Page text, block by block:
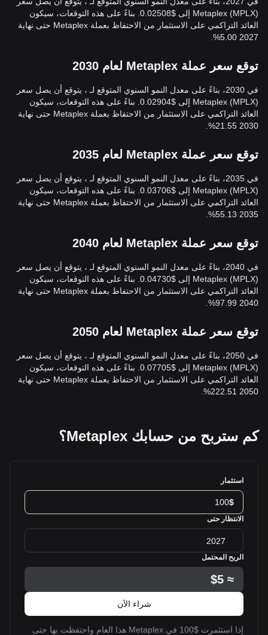
Metaplex (MPLX) إلى $0.02508. بناءً على هذه التوقعات، سيكون
العائد التراكمي على الاستثمار من الاحتفاظ بعملة Metaplex حتى نهاية
2027 5.00%.
توقع سعر عملة Metaplex لعام 2030
في 2030، بناءً على معدل النمو السنوي المتوقع لـ ، يتوقع أن يصل سعر
Metaplex (MPLX) إلى $0.02904. بناءً على هذه التوقعات، سيكون
العائد التراكمي على الاستثمار من الاحتفاظ بعملة Metaplex حتى نهاية
2030 21.55%.
توقع سعر عملة Metaplex لعام 2035
في 2035، بناءً على معدل النمو السنوي المتوقع لـ ، يتوقع أن يصل سعر
Metaplex (MPLX) إلى $0.03706. بناءً على هذه التوقعات، سيكون
العائد التراكمي على الاستثمار من الاحتفاظ بعملة Metaplex حتى نهاية
2035 55.13%.
توقع سعر عملة Metaplex لعام 2040
في 2040، بناءً على معدل النمو السنوي المتوقع لـ ، يتوقع أن يصل سعر
Metaplex (MPLX) إلى $0.04730. بناءً على هذه التوقعات، سيكون
العائد التراكمي على الاستثمار من الاحتفاظ بعملة Metaplex حتى نهاية
2040 97.99%.
توقع سعر عملة Metaplex لعام 2050
في 2050، بناءً على معدل النمو السنوي المتوقع لـ ، يتوقع أن يصل سعر
Metaplex (MPLX) إلى $0.07705. بناءً على هذه التوقعات، سيكون
العائد التراكمي على الاستثمار من الاحتفاظ بعملة Metaplex حتى نهاية
2050 222.51%.
كم ستربح من حسابك Metaplex؟
استثمار
$
الانتظار حتى
2027
الربح المحتمل
≈
$5
شراء الآن
إذا استثمرت $100 في Metaplex هذا العام واحتفظت بها حتى